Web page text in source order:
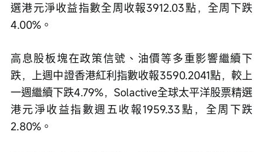
選港元淨收益指數全周收報3912.03點，全周下跌
4.00%。
高息股板塊在政策信號、油價等多重影響繼續下
跌，上週中證香港紅利指數收報3590.2041點，較上
一週繼續下跌4.79%，Solactive全球太平洋股票精選
港元淨收益指數週五收報1959.33點，全周下跌
2.80%。